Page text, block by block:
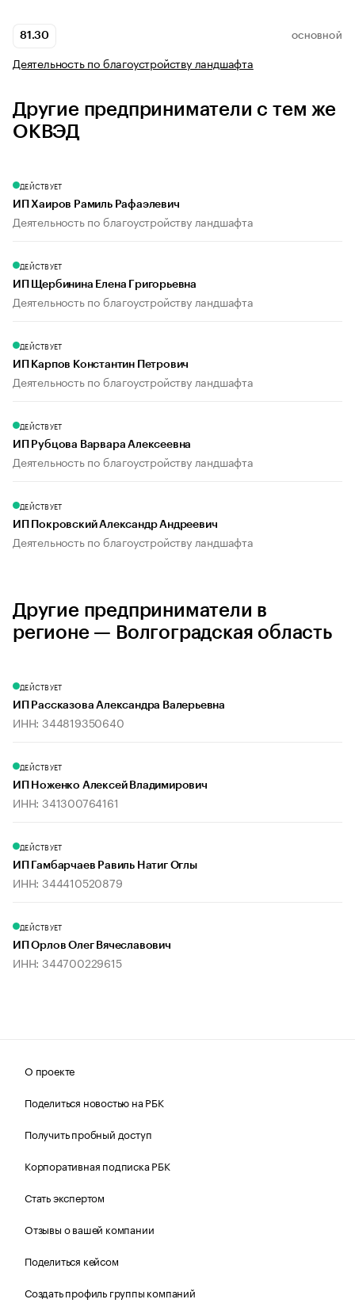
81.30 ОСНОВНОЙ
Деятельность по благоустройству ландшафта
Другие предприниматели с тем же
ОКВЭД
ДЕЙСТВУЕТ
ИП Хаиров Рамиль Рафаэлевич
Деятельность по благоустройству ландшафта
ДЕЙСТВУЕТ
ИП Щербинина Елена Григорьевна
Деятельность по благоустройству ландшафта
ДЕЙСТВУЕТ
ИП Карпов Константин Петрович
Деятельность по благоустройству ландшафта
ДЕЙСТВУЕТ
ИП Рубцова Варвара Алексеевна
Деятельность по благоустройству ландшафта
ДЕЙСТВУЕТ
ИП Покровский Александр Андреевич
Деятельность по благоустройству ландшафта
Другие предприниматели в
регионе — Волгоградская область
ДЕЙСТВУЕТ
ИП Рассказова Александра Валерьевна
ИНН: 344819350640
ДЕЙСТВУЕТ
ИП Ноженко Алексей Владимирович
ИНН: 341300764161
ДЕЙСТВУЕТ
ИП Гамбарчаев Равиль Натиг Оглы
ИНН: 344410520879
ДЕЙСТВУЕТ
ИП Орлов Олег Вячеславович
ИНН: 344700229615
О проекте
Поделиться новостью на РБК
Получить пробный доступ
Корпоративная подписка РБК
Стать экспертом
Отзывы о вашей компании
Поделиться кейсом
Создать профиль группы компаний